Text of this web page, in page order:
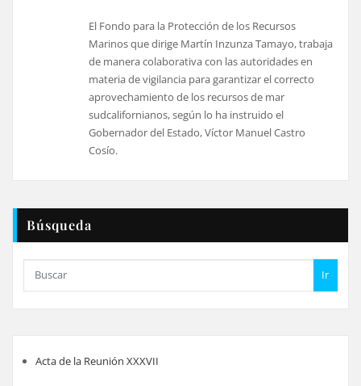
El Fondo para la Protección de los Recursos
Marinos que dirige Martín Inzunza Tamayo, trabaja
de manera colaborativa con las autoridades en
materia de vigilancia para garantizar el correcto
aprovechamiento de los recursos de mar
sudcalifornianos, según lo ha instruido el
Gobernador del Estado, Víctor Manuel Castro
Cosío.
Búsqueda
Ir
Acta de la Reunión XXXVII